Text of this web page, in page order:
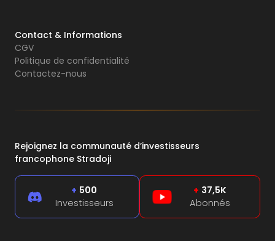
Contact & Informations
CGV
Politique de confidentialité
Contactez-nous
Rejoignez la communauté d’investisseurs
francophone Stradoji
+ 500
Investisseurs
+ 37,5K
Abonnés